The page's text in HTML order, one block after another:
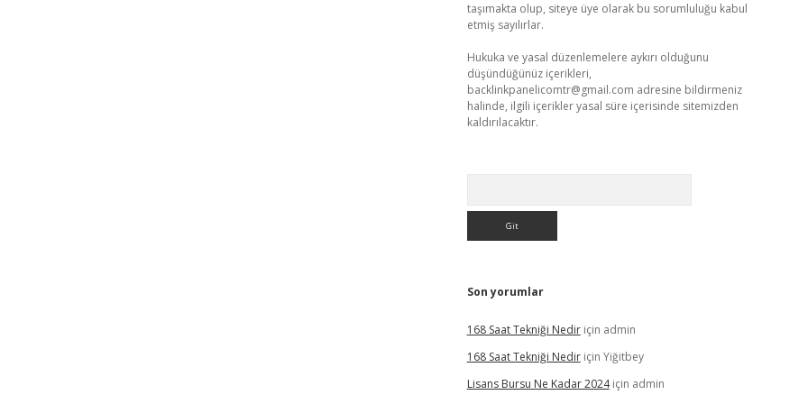
taşımakta olup, siteye üye olarak bu sorumluluğu kabul
etmiş sayılırlar.
Hukuka ve yasal düzenlemelere aykırı olduğunu
düşündüğünüz içerikleri,
backlinkpanelicomtr@gmail.com adresine bildirmeniz
halinde, ilgili içerikler yasal süre içerisinde sitemizden
kaldırılacaktır.
Son yorumlar
168 Saat Tekniği Nediriçin admin
168 Saat Tekniği Nediriçin Yiğitbey
Lisans Bursu Ne Kadar 2024için admin